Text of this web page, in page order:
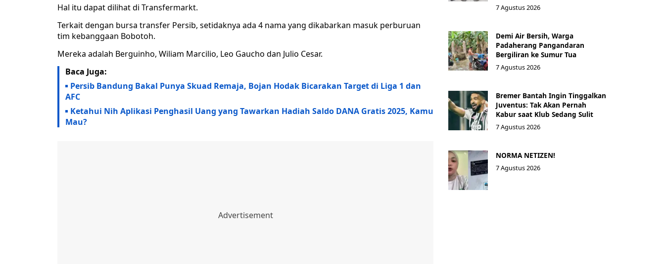
Hal itu dapat dilihat di Transfermarkt.
Terkait dengan bursa transfer Persib, setidaknya ada 4 nama yang dikabarkan masuk perburuan
tim kebanggaan Bobotoh.
Mereka adalah Berguinho, Wiliam Marcilio, Leo Gaucho dan Julio Cesar.
Baca Juga:
Persib Bandung Bakal Punya Skuad Remaja, Bojan Hodak Bicarakan Target di Liga 1 dan
AFC
Ketahui Nih Aplikasi Penghasil Uang yang Tawarkan Hadiah Saldo DANA Gratis 2025, Kamu
Mau?
7 Agustus 2026
Demi Air Bersih, Warga
Padaherang Pangandaran
Bergiliran ke Sumur Tua
7 Agustus 2026
Bremer Bantah Ingin Tinggalkan
Juventus: Tak Akan Pernah
Kabur saat Klub Sedang Sulit
7 Agustus 2026
NORMA NETIZEN!
7 Agustus 2026